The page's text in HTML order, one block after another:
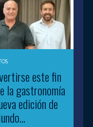
este fin
la gastronomía
edición de